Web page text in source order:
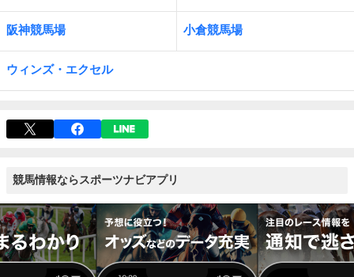
阪神競馬場 小倉競馬場
ウィンズ・エクセル
競馬情報ならスポーツナビアプリ